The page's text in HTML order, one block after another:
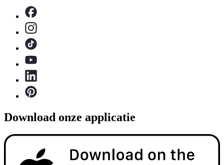
Download onze applicatie